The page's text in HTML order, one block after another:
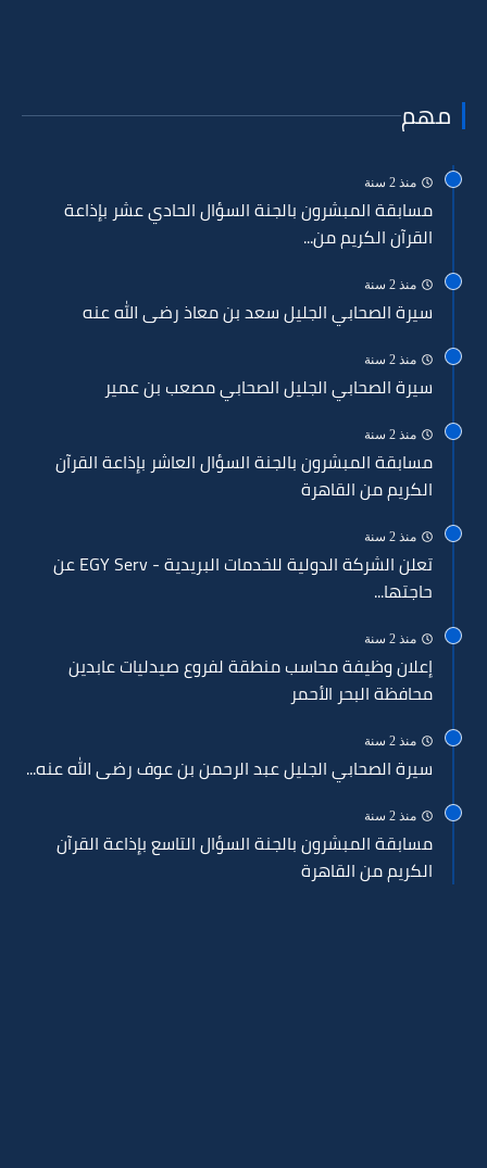
مهم
منذ 2 سنة
مسابقة المبشرون بالجنة السؤال الحادي عشر بإذاعة
القرآن الكريم من...
منذ 2 سنة
سيرة الصحابي الجليل سعد بن معاذ رضى الله عنه
منذ 2 سنة
سيرة الصحابي الجليل الصحابي مصعب بن عمير
منذ 2 سنة
مسابقة المبشرون بالجنة السؤال العاشر بإذاعة القرآن
الكريم من القاهرة
منذ 2 سنة
تعلن الشركة الدولية للخدمات البريدية - EGY Serv عن
حاجتها...
منذ 2 سنة
إعلان وظيفة محاسب منطقة لفروع صيدليات عابدين
محافظة البحر الأحمر
منذ 2 سنة
سيرة الصحابي الجليل عبد الرحمن بن عوف رضى الله عنه...
منذ 2 سنة
مسابقة المبشرون بالجنة السؤال التاسع بإذاعة القرآن
الكريم من القاهرة